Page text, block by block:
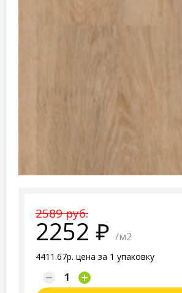
2589 руб.
2252 /м2
4411.67р. цена за 1 упаковку